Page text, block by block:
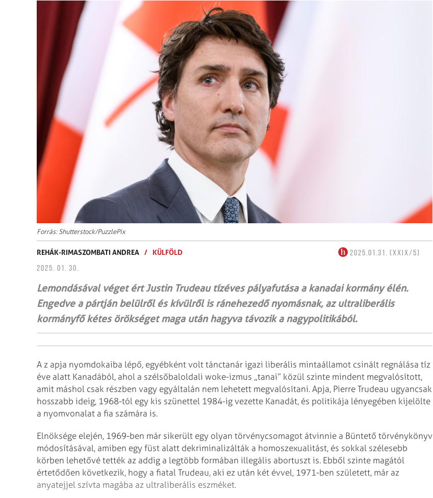
Forrás: Shutterstock/PuzzlePix
REHÁK-RIMASZOMBATI ANDREA / KÜLFÖLD
2025.01.31. (XXIX/5)
2025. 01. 30.
Lemondásával véget ért Justin Trudeau tíz­éves pályafutása a kanadai kormány élén.
Engedve a pártján belülről és kívülről is ránehezedő nyomásnak, az ultraliberális
kormányfő kétes örökséget maga után hagyva távozik a nagypolitikából.
A z apja nyomdokaiba lépő, egyébként volt tánctanár igazi liberális mintaállamot csinált regnálása tíz
éve alatt Kanadából, ahol a szélsőbaloldali woke-izmus „tanai” közül szinte mindent megvalósított,
amit máshol csak részben vagy egyáltalán nem lehetett megvalósítani. Apja, Pierre Trudeau ugyancsak
hosszabb ideig, 1968-tól egy kis szünettel 1984-ig vezette Kanadát, és politikája lényegében kijelölte
a nyomvonalat a fia számára is.
Elnöksége elején, 1969-ben már sikerült egy olyan törvénycsomagot átvinnie a Büntető törvénykönyv
módosításával, amiben egy füst alatt dekriminalizálták a homoszexualitást, és sokkal szélesebb
körben lehetővé tették az addig a legtöbb formában illegális abortuszt is. Ebből szinte magától
értetődően következik, hogy a fiatal Trudeau, aki ez után két évvel, 1971-ben született, már az
anyatejjel szívta magába az ultraliberális eszméket.